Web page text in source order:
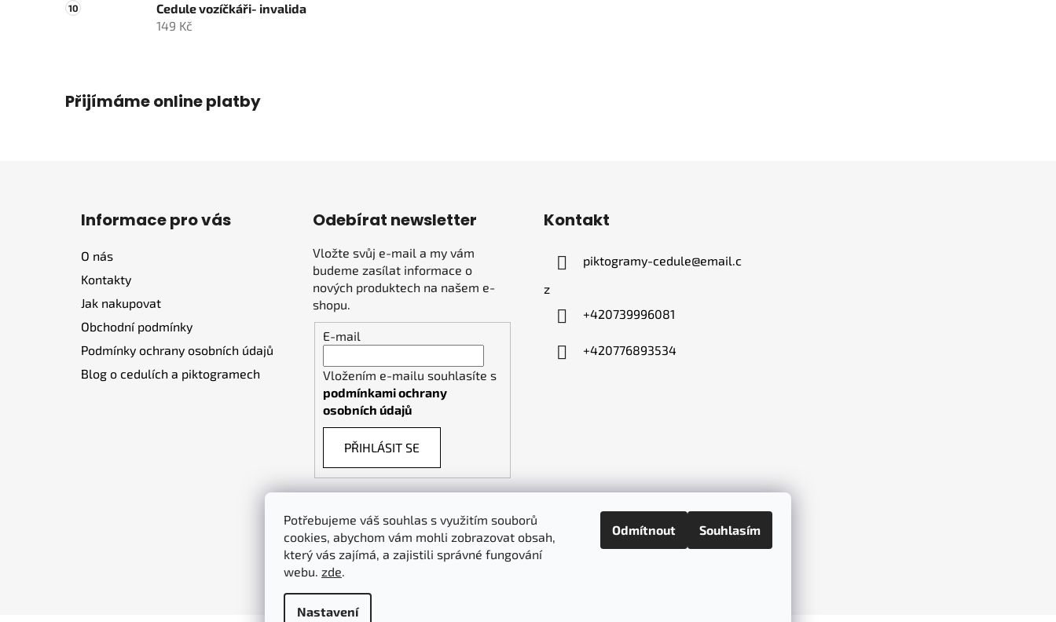
Potřebujeme váš souhlas s využitím souborů
cookies, abychom vám mohli zobrazovat obsah,
který vás zajímá, a zajistili správné fungování
webu. zde.
Nastavení
Odmítnout Souhlasím
Cedule vozíčkáři- invalida
149 Kč
Přijímáme online platby
Informace pro vás
O nás
Kontakty
Jak nakupovat
Obchodní podmínky
Podmínky ochrany osobních údajů
Blog o cedulích a piktogramech
Odebírat newsletter
Vložte svůj e-mail a my vám
budeme zasílat informace o
nových produktech na našem e-
shopu.
E-mail
Vložením e-mailu souhlasíte s
podmínkami ochrany
osobních údajů
PŘIHLÁSIT SE
Kontakt
piktogramy-cedule@email.c
z
+420739996081
+420776893534
piktogramy-cedule.cz denex.cz